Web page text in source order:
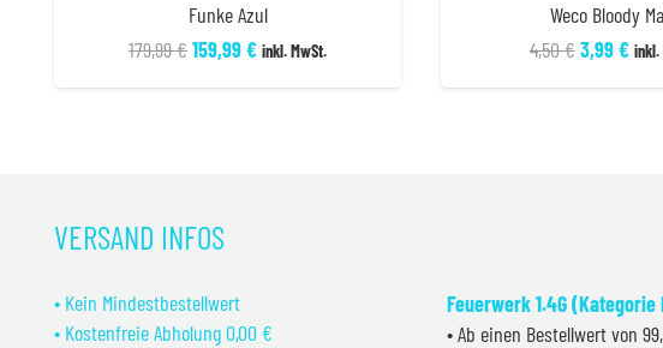
Funke Azul
179,99€Ursprünglicher
159,99€Aktueller
inkl. MwSt.
Weco Bloody
4,50€3,99€ inkl.
VERSAND INFOS
• Kein Mindestbestellwert
• Kostenfreie Abholung 0,00 €
Feuerwerk 1.4G (Kategorie
• Ab einen Bestellwert von